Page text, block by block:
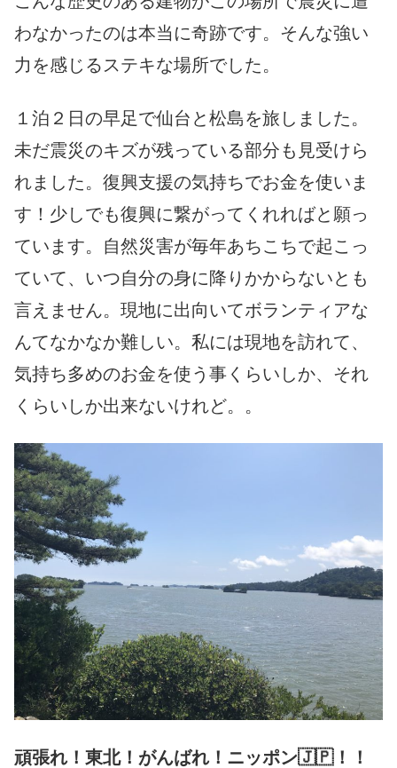
わなかったのは本当に奇跡です。そんな強い
力を感じるステキな場所でした。
１泊２日の早足で仙台と松島を旅しました。
未だ震災のキズが残っている部分も見受けら
れました。復興支援の気持ちでお金を使いま
す！少しでも復興に繋がってくれればと願っ
ています。自然災害が毎年あちこちで起こっ
ていて、いつ自分の身に降りかからないとも
言えません。現地に出向いてボランティアな
んてなかなか難しい。私には現地を訪れて、
気持ち多めのお金を使う事くらいしか、それ
くらいしか出来ないけれど。。
頑張れ！東北！がんばれ！ニッポン🇯🇵！！